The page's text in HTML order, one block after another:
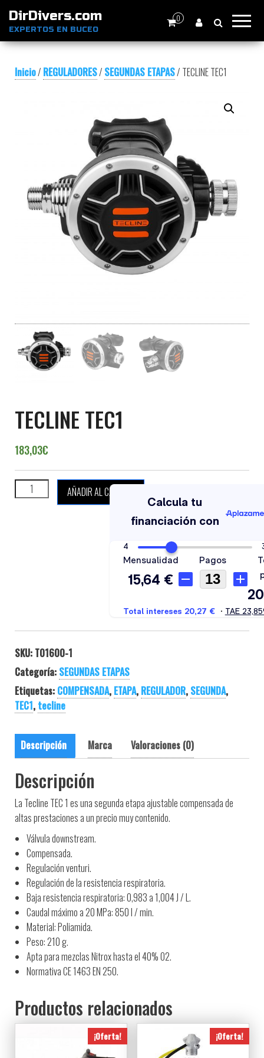
DirDivers.com
EXPERTOS EN BUCEO
0
Inicio/ REGULADORES/ SEGUNDAS ETAPAS/ TECLINE TEC1
TECLINE TEC1
183,03€
TECLINE TEC1 cantidad
AÑADIR AL CARRITO
SKU: T01600-1
Categoría: SEGUNDAS ETAPAS
Etiquetas: COMPENSADA, ETAPA, REGULADOR, SEGUNDA,
TEC1, tecline
Descripción Marca Valoraciones (0)
Descripción
La Tecline TEC 1 es una segunda etapa ajustable compensada de
altas prestaciones a un precio muy contenido.
Válvula downstream.
Compensada.
Regulación venturi.
Regulación de la resistencia respiratoria.
Baja resistencia respiratoria: 0,983 a 1,004 J / L.
Caudal máximo a 20 MPa: 850 l / min.
Material: Poliamida.
Peso: 210 g.
Apta para mezclas Nitrox hasta el 40% O2.
Normativa CE 1463 EN 250.
Productos relacionados
¡Oferta! ¡Oferta!